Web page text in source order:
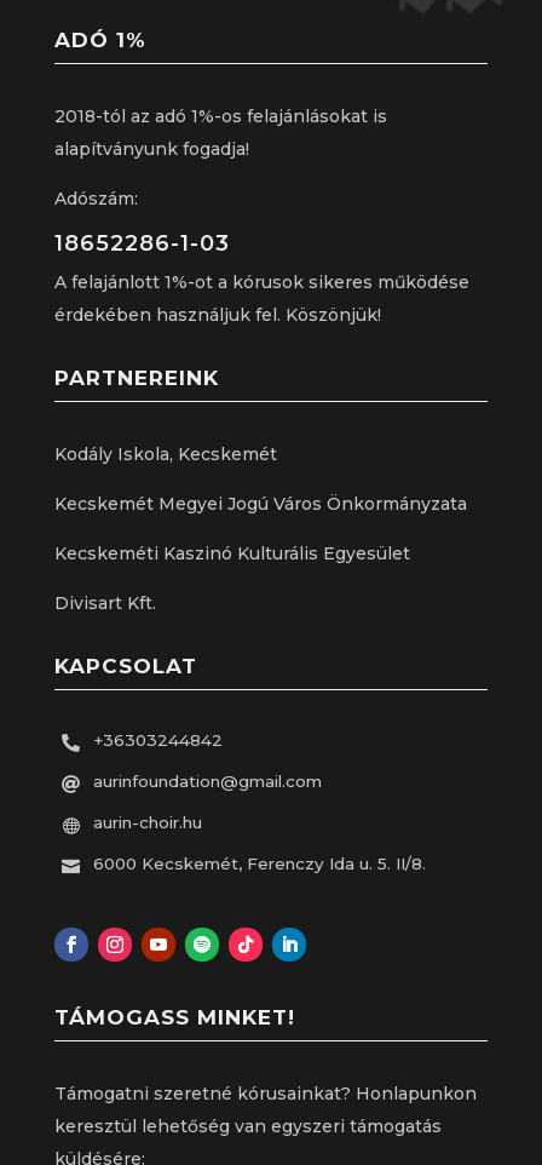
ADÓ 1%
2018-tól az adó 1%-os felajánlásokat is
alapítványunk fogadja!
Adószám:
18652286-1-03
A felajánlott 1%-ot a kórusok sikeres működése
érdekében használjuk fel. Köszönjük!
PARTNEREINK
Kodály Iskola, Kecskemét
Kecskemét Megyei Jogú Város Önkormányzata
Kecskeméti Kaszinó Kulturális Egyesület
Divisart Kft.
KAPCSOLAT
 +36303244842
 aurinfoundation@gmail.com
 aurin-choir.hu
 6000 Kecskemét, Ferenczy Ida u. 5. II/8.
TÁMOGASS MINKET!
Támogatni szeretné kórusainkat? Honlapunkon
keresztül lehetőség van egyszeri támogatás
küldésére: